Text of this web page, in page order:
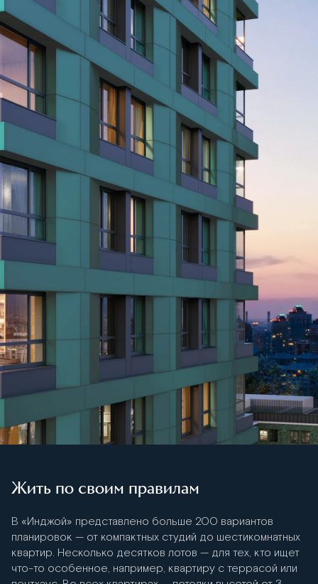
Жить по своим правилам
В «Инджой» представлено больше 200 вариантов
планировок — от компактных студий до шестикомнатных
квартир. Несколько десятков лотов — для тех, кто ищет
что-то особенное, например, квартиру с террасой или